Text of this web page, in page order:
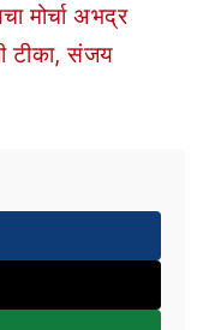
मोर्चा अभद्र
टीका, संजय